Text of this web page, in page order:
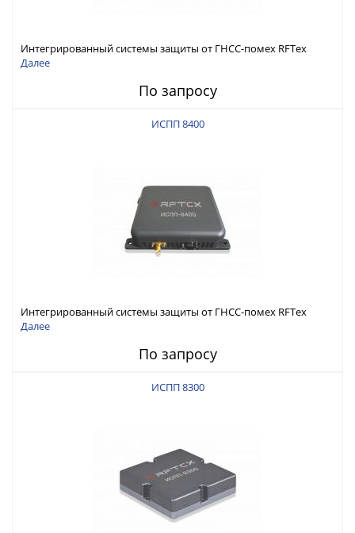
Интегрированный системы защиты от ГНСС-помех RFТех
ИСПП 8500
Далее
По запросу
ИСПП 8400
Интегрированный системы защиты от ГНСС-помех RFТех
ИСПП 8400
Далее
По запросу
ИСПП 8300